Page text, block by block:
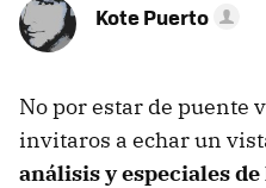
Kote Puerto
No por estar de puente
invitaros a echar un
análisis y especiales de